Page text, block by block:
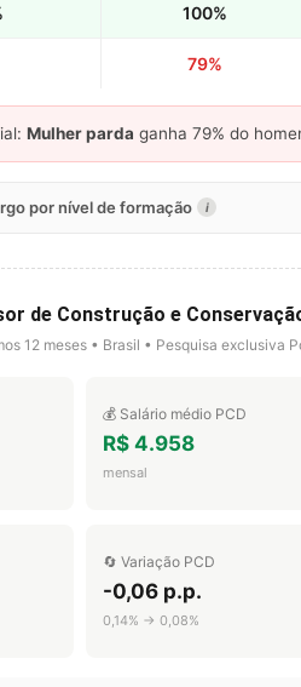
100%
79%
Mulher parda ganha 79% do
por nível de formação i
de Construção e
12 meses • Brasil • Pesquisa exclusiva
💰 Salário médio PCD
R$ 4.958
mensal
🔄 Variação PCD
-0,06 p.p.
0,14% → 0,08%